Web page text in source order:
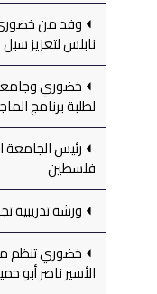
وفد من
نابلس لتعزيز
خضوري
لطلبة برنامج
رئيس الجامعة
فلسطين
ورشة تدريبية
خضوري تنظم
الأسير ناصر أبو